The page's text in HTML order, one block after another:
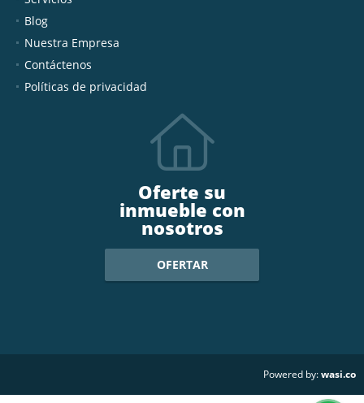
Blog
Nuestra Empresa
Contáctenos
Políticas de privacidad
Oferte su
inmueble con
nosotros
OFERTAR
Powered by:wasi.co